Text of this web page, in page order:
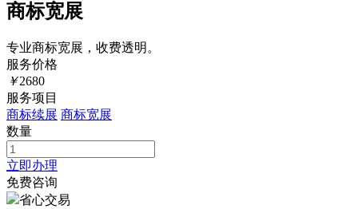
商标宽展
专业商标宽展，收费透明。
服务价格
￥2680
服务项目
商标续展 商标宽展
数量
立即办理
免费咨询
省心交易